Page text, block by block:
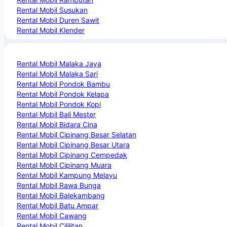
Rental Mobil Susukan
Rental Mobil Duren Sawit
Rental Mobil Klender
Rental Mobil Malaka Jaya
Rental Mobil Malaka Sari
Rental Mobil Pondok Bambu
Rental Mobil Pondok Kelapa
Rental Mobil Pondok Kopi
Rental Mobil Bali Mester
Rental Mobil Bidara Cina
Rental Mobil Cipinang Besar Selatan
Rental Mobil Cipinang Besar Utara
Rental Mobil Cipinang Cempedak
Rental Mobil Cipinang Muara
Rental Mobil Kampung Melayu
Rental Mobil Rawa Bunga
Rental Mobil Balekambang
Rental Mobil Batu Ampar
Rental Mobil Cawang